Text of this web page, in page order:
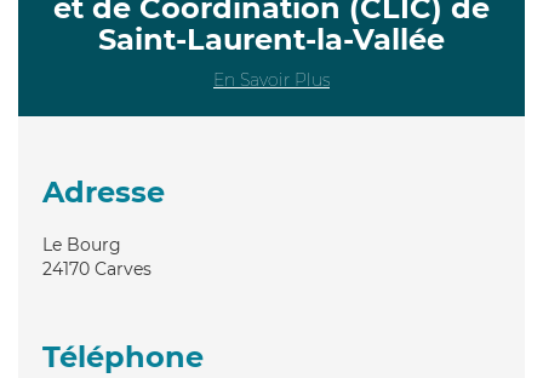
et de Coordination (CLIC) de
Saint-Laurent-la-Vallée
En Savoir Plus
Adresse
Le Bourg
24170 Carves
Téléphone